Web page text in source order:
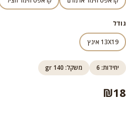
גודל
13X19 אינץ
יחידות: 6 משקל: 140 gr
₪18